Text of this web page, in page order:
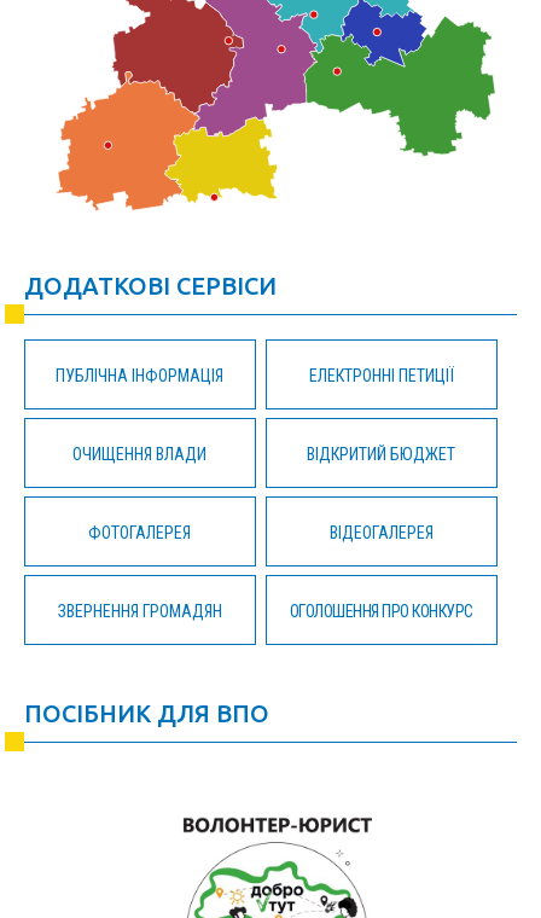
ДОДАТКОВІ СЕРВІСИ
ПУБЛІЧНА ІНФОРМАЦІЯ ЕЛЕКТРОННІ ПЕТИЦІЇ
ОЧИЩЕННЯ ВЛАДИ ВІДКРИТИЙ БЮДЖЕТ
ФОТОГАЛЕРЕЯ ВІДЕОГАЛЕРЕЯ
ЗВЕРНЕННЯ ГРОМАДЯН ОГОЛОШЕННЯ ПРО КОНКУРС
ПОСІБНИК ДЛЯ ВПО